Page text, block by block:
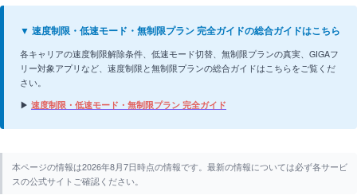
▼ 速度制限・低速モード・無制限プラン 完全ガイドの総合ガイドはこちら
各キャリアの速度制限解除条件、低速モード切替、無制限プランの真実、GIGAフ
リー対象アプリなど、速度制限と無制限プランの総合ガイドはこちらをご覧くだ
さい。
▶ 速度制限・低速モード・無制限プラン 完全ガイド
本ページの情報は2026年8月7日時点の情報です。最新の情報については必ず各サービ
スの公式サイトご確認ください。